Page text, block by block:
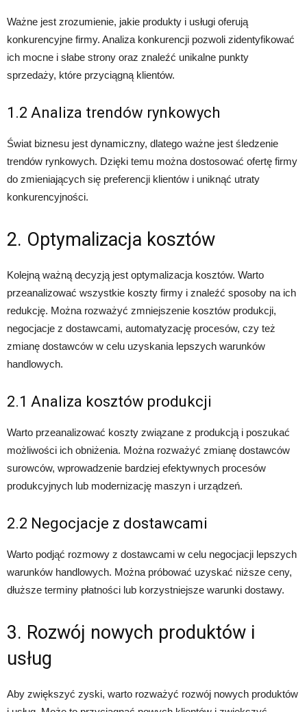
Ważne jest zrozumienie, jakie produkty i usługi oferują
konkurencyjne firmy. Analiza konkurencji pozwoli zidentyfikować
ich mocne i słabe strony oraz znaleźć unikalne punkty
sprzedaży, które przyciągną klientów.
1.2 Analiza trendów rynkowych
Świat biznesu jest dynamiczny, dlatego ważne jest śledzenie
trendów rynkowych. Dzięki temu można dostosować ofertę firmy
do zmieniających się preferencji klientów i uniknąć utraty
konkurencyjności.
2. Optymalizacja kosztów
Kolejną ważną decyzją jest optymalizacja kosztów. Warto
przeanalizować wszystkie koszty firmy i znaleźć sposoby na ich
redukcję. Można rozważyć zmniejszenie kosztów produkcji,
negocjacje z dostawcami, automatyzację procesów, czy też
zmianę dostawców w celu uzyskania lepszych warunków
handlowych.
2.1 Analiza kosztów produkcji
Warto przeanalizować koszty związane z produkcją i poszukać
możliwości ich obniżenia. Można rozważyć zmianę dostawców
surowców, wprowadzenie bardziej efektywnych procesów
produkcyjnych lub modernizację maszyn i urządzeń.
2.2 Negocjacje z dostawcami
Warto podjąć rozmowy z dostawcami w celu negocjacji lepszych
warunków handlowych. Można próbować uzyskać niższe ceny,
dłuższe terminy płatności lub korzystniejsze warunki dostawy.
3. Rozwój nowych produktów i
usług
Aby zwiększyć zyski, warto rozważyć rozwój nowych produktów